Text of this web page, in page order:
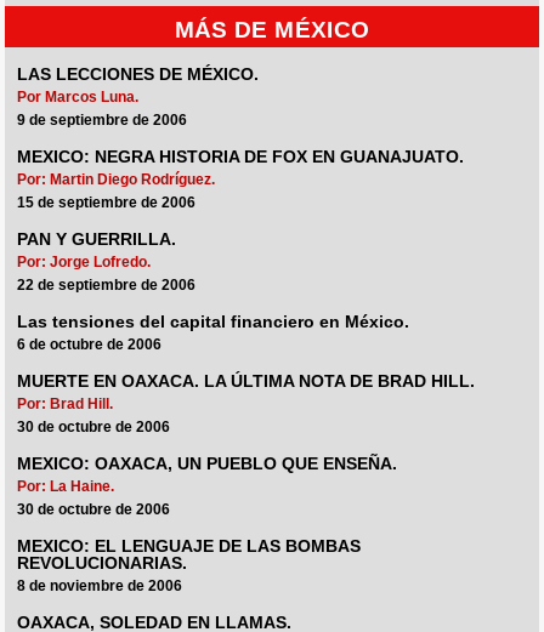
MÁS DE MÉXICO
LAS LECCIONES DE MÉXICO.
Por Marcos Luna.
9 de septiembre de 2006
MEXICO: NEGRA HISTORIA DE FOX EN GUANAJUATO.
Por: Martin Diego Rodríguez.
15 de septiembre de 2006
PAN Y GUERRILLA.
Por: Jorge Lofredo.
22 de septiembre de 2006
Las tensiones del capital financiero en México.
6 de octubre de 2006
MUERTE EN OAXACA. LA ÚLTIMA NOTA DE BRAD HILL.
Por: Brad Hill.
30 de octubre de 2006
MEXICO: OAXACA, UN PUEBLO QUE ENSEÑA.
Por: La Haine.
30 de octubre de 2006
MEXICO: EL LENGUAJE DE LAS BOMBAS
REVOLUCIONARIAS.
8 de noviembre de 2006
OAXACA, SOLEDAD EN LLAMAS.